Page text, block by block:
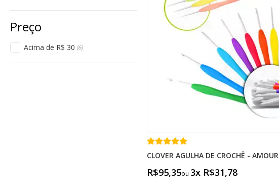
Acima de R$ 30 (6)
CLOVER AGULHA DE CROCHÊ - AMOUR
R$95,35 3x R$31,78